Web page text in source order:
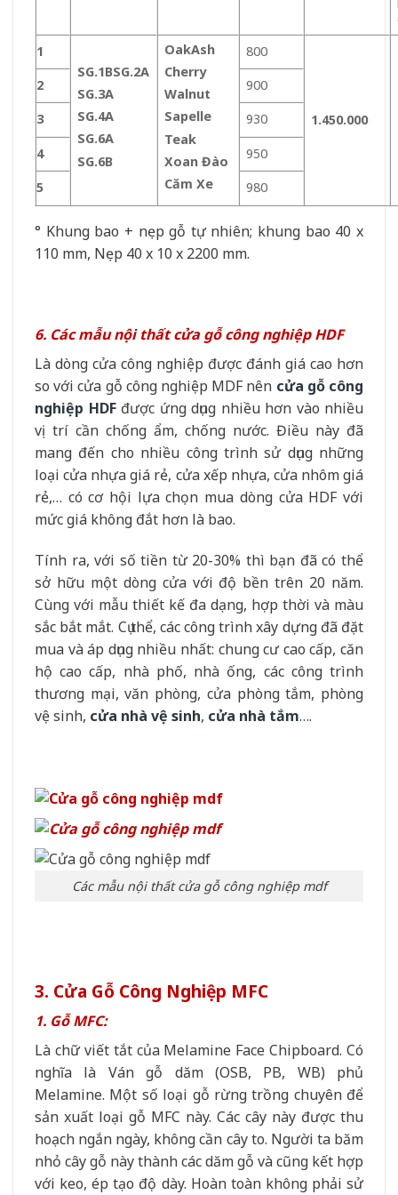
1
SG.1BSG.2A
SG.3A
SG.4A
SG.6A
SG.6B
OakAsh
Cherry
Walnut
Sapelle
Teak
Xoan Đào
Căm Xe
800
1.450.000
2
900
3
930
4
950
5
980
° Khung bao + nẹp gỗ tự nhiên; khung bao 40 x
110 mm, Nẹp 40 x 10 x 2200 mm.
6. Các mẫu nội thất cửa gỗ công nghiệp HDF
Là dòng cửa công nghiệp được đánh giá cao hơn
so với cửa gỗ công nghiệp MDF nên cửa gỗ công
nghiệp HDFđược ứng dụng nhiều hơn vào nhiều
vị trí cần chống ẩm, chống nước. Điều này đã
mang đến cho nhiều công trình sử dụng những
loại cửa nhựa giá rẻ, cửa xếp nhựa, cửa nhôm giá
rẻ,… có cơ hội lựa chọn mua dòng cửa HDF với
mức giá không đắt hơn là bao.
Tính ra, với số tiền từ 20-30% thì bạn đã có thể
sở hữu một dòng cửa với độ bền trên 20 năm.
Cùng với mẫu thiết kế đa dạng, hợp thời và màu
sắc bắt mắt. Cụ thể, các công trình xây dựng đã đặt
mua và áp dụng nhiều nhất: chung cư cao cấp, căn
hộ cao cấp, nhà phố, nhà ống, các công trình
thương mại, văn phòng, cửa phòng tắm, phòng
vệ sinh, cửa nhà vệ sinh, cửa nhà tắm….
Các mẫu nội thất cửa gỗ công nghiệp mdf
3. Cửa Gỗ Công Nghiệp MFC
1. Gỗ MFC:
Là chữ viết tắt của Melamine Face Chipboard. Có
nghĩa là Ván gỗ dăm (OSB, PB, WB) phủ
Melamine. Một số loại gỗ rừng trồng chuyên để
sản xuất loại gỗ MFC này. Các cây này được thu
hoạch ngắn ngày, không cần cây to. Người ta băm
nhỏ cây gỗ này thành các dăm gỗ và cũng kết hợp
với keo, ép tạo độ dày. Hoàn toàn không phải sử